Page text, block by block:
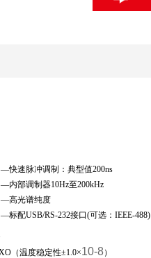
—快速脉冲调制：典型值200ns
—内部调制器10Hz至200kHz
—高光谱纯度
—标配USB/RS-232接口(可选：IEEE-488)
（温度稳定性±1.0×10-8）